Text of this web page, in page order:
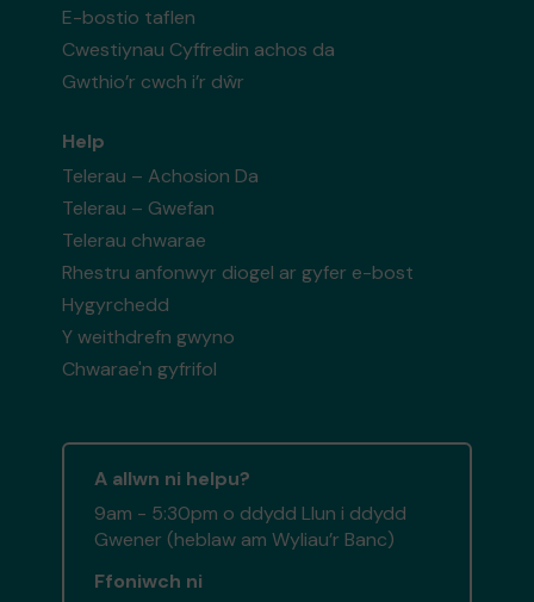
E-bostio taflen
Cwestiynau Cyffredin achos da
Gwthio’r cwch i’r dŵr
Help
Telerau – Achosion Da
Telerau – Gwefan
Telerau chwarae
Rhestru anfonwyr diogel ar gyfer e-bost
Hygyrchedd
Y weithdrefn gwyno
Chwarae'n gyfrifol
A allwn ni helpu?
9am - 5:30pm o ddydd Llun i ddydd
Gwener (heblaw am Wyliau’r Banc)
Ffoniwch ni